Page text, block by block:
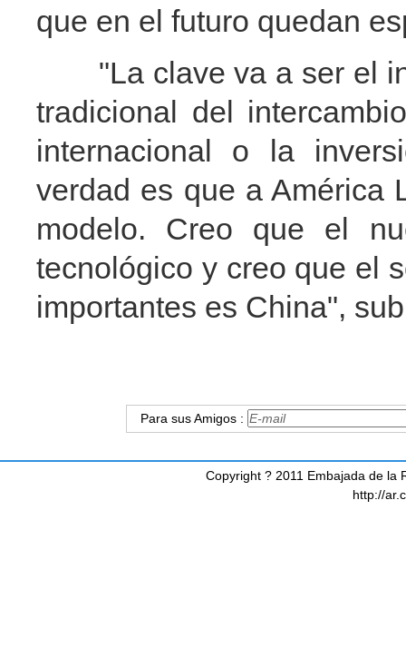
que en el futuro quedan
"La clave va a ser el
tradicional del
internacional o la
verdad es que a América
modelo. Creo que el
tecnológico y creo que el
importantes es China",
Para sus Amigos :
Copyright ? 2011 Embajada de la
http://